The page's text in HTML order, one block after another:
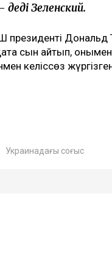
Зеленский.
президенті Дональд
сын айтып, онымен
келіссөз
Украинадағы соғыс